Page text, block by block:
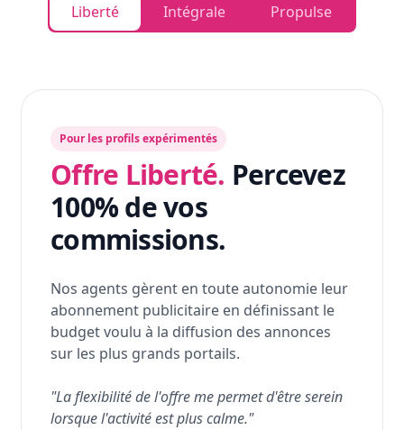
Liberté Intégrale Propulse
Pour les profils expérimentés
Offre Liberté. Percevez
100% de vos
commissions.
Nos agents gèrent en toute autonomie leur
abonnement publicitaire en définissant le
budget voulu à la diffusion des annonces
sur les plus grands portails.
"La flexibilité de l'offre me permet d'être serein
lorsque l'activité est plus calme."